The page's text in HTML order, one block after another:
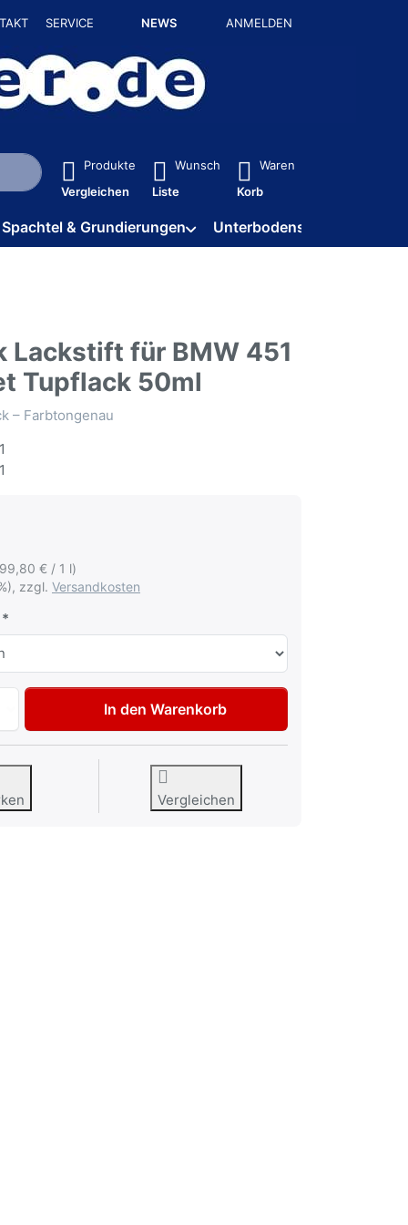
SERVICE NEWS ANMELDEN
erste Ergebnisse. Drücken Sie die Eingabetaste, um alle
Produkte
Vergleichen
Wunsch
Liste
Waren
Korb
Spachtel & Grundierungen Unterbodenschutz / HV
Lackstift für BMW 451
Tupflack 50ml
– Farbtongenau
€ / 1 l)
zzgl. Versandkosten
Autolack Lackstift für BMW 451 Aqua met Tupflack 50ml zu
In den Warenkorb
Vergleichen